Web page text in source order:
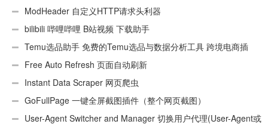
ModHeader 自定义HTTP请求头利器
bilibili 哔哩哔哩 B站视频 下载助手
Temu选品助手 免费的Temu选品与数据分析工具 跨境电商插
件 Free Auto Refresh 页面自动刷新
Instant Data Scraper 网页爬虫
GoFullPage 一键全屏截图插件（整个网页截图）
User-Agent Switcher and Manager 切换用户代理(User-Agent或